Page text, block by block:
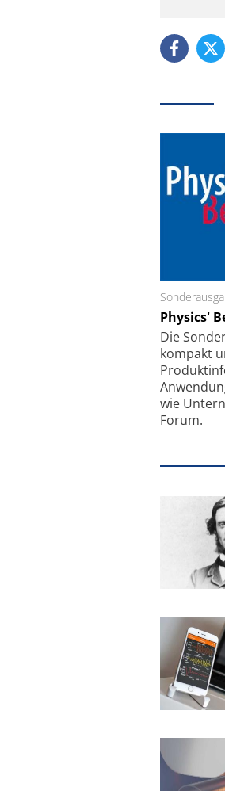
Physics'
Die
kompakt
wie
Forum.